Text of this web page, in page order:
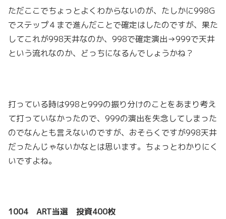
ただここでちょっとよくわからないのが、たしかに998G
でステップ４まで進んだことで確定はしたのですが、果た
してこれが998天井なのか、998で確定演出→999で天井
という流れなのか、どっちになるんでしょうかね？
打っている時は998と999の振り分けのことをあまり考え
て打っていなかったので、999の演出を失念してしまった
のでなんとも言えないのですが、おそらくですが998天井
だったんじゃないかなとは思います。ちょっとわかりにく
いですよね。
1004 ART当選 投資400枚